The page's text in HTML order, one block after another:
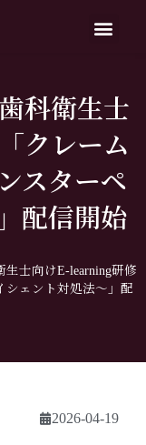
科衛生士
クレーム
スターペ
配信開始
生士向けE-learning研修
シェント対処法～」配
2026-04-19